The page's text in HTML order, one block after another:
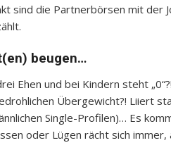
sind die Partnerbörsen mit der
beugen…
Ehen und bei Kindern steht
Übergewicht?! Liiert
Single-Profilen)… Es
oder Lügen rächt sich